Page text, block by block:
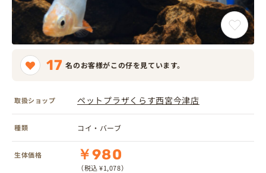
17 名のお客様がこの仔を見ています。
取扱ショップ ペットプラザくらす西宮今津店
種類 コイ・バーブ
生体価格 ￥980
（税込 ¥1,078）